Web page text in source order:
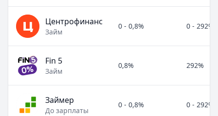
Центрофинанс
Займ
0 - 0,8% 0 - 292%
Fin 5
Займ
0,8% 292%
Займер
До зарплаты
0 - 0,8% 0 - 292%